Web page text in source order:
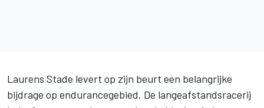
Laurens Stade levert op zijn beurt een belangrijke
bijdrage op endurancegebied. De langeafstandsracerij